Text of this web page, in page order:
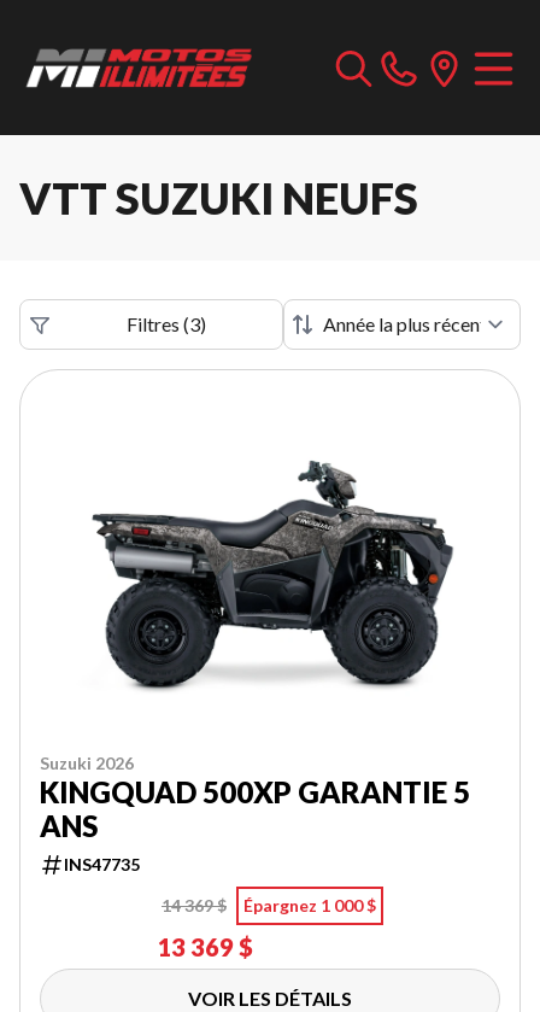
VTT SUZUKI NEUFS
Filtres (3)
Suzuki 2026
KINGQUAD 500XP GARANTIE 5
ANS
INS47735
14 369 $
Épargnez 1 000 $
13 369 $
VOIR LES DÉTAILS